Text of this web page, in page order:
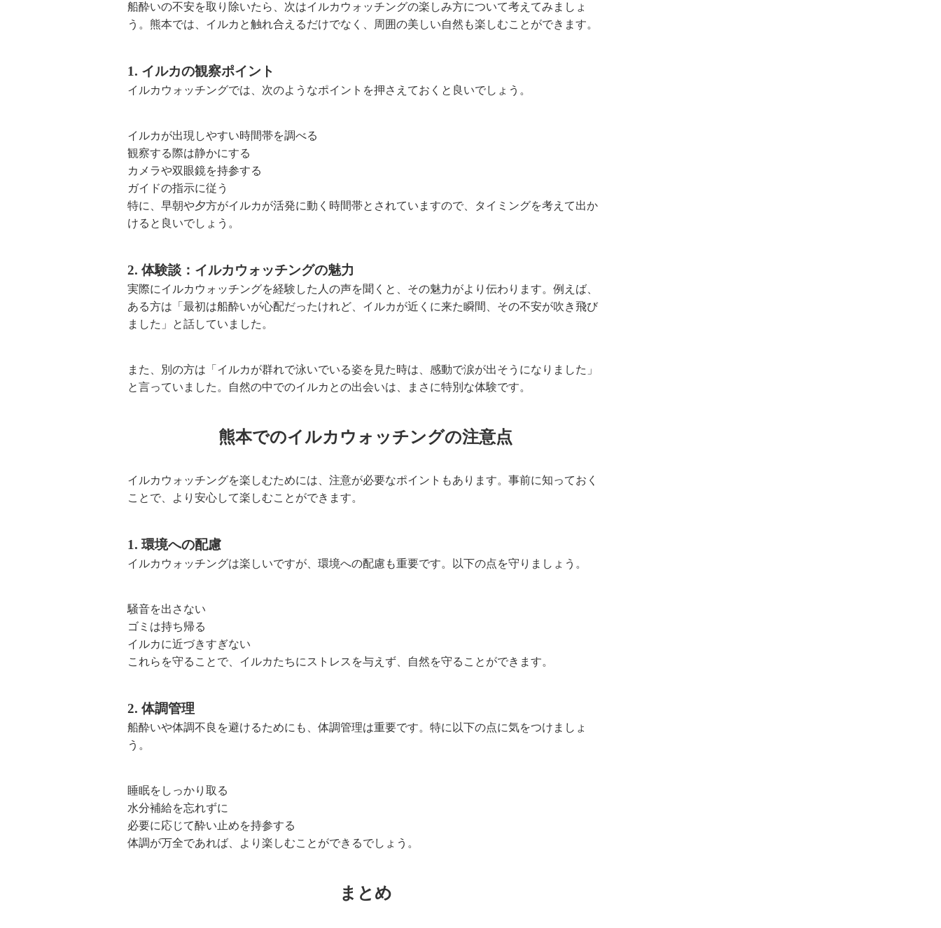
船酔いの不安を取り除いたら、次はイルカウォッチングの楽しみ方について考えてみましょ
う。熊本では、イルカと触れ合えるだけでなく、周囲の美しい自然も楽しむことができます。
1. イルカの観察ポイント
イルカウォッチングでは、次のようなポイントを押さえておくと良いでしょう。
イルカが出現しやすい時間帯を調べる
観察する際は静かにする
カメラや双眼鏡を持参する
ガイドの指示に従う
特に、早朝や夕方がイルカが活発に動く時間帯とされていますので、タイミングを考えて出か
けると良いでしょう。
2. 体験談：イルカウォッチングの魅力
実際にイルカウォッチングを経験した人の声を聞くと、その魅力がより伝わります。例えば、
ある方は「最初は船酔いが心配だったけれど、イルカが近くに来た瞬間、その不安が吹き飛び
ました」と話していました。
また、別の方は「イルカが群れで泳いでいる姿を見た時は、感動で涙が出そうになりました」
と言っていました。自然の中でのイルカとの出会いは、まさに特別な体験です。
熊本でのイルカウォッチングの注意点
イルカウォッチングを楽しむためには、注意が必要なポイントもあります。事前に知っておく
ことで、より安心して楽しむことができます。
1. 環境への配慮
イルカウォッチングは楽しいですが、環境への配慮も重要です。以下の点を守りましょう。
騒音を出さない
ゴミは持ち帰る
イルカに近づきすぎない
これらを守ることで、イルカたちにストレスを与えず、自然を守ることができます。
2. 体調管理
船酔いや体調不良を避けるためにも、体調管理は重要です。特に以下の点に気をつけましょ
う。
睡眠をしっかり取る
水分補給を忘れずに
必要に応じて酔い止めを持参する
体調が万全であれば、より楽しむことができるでしょう。
まとめ